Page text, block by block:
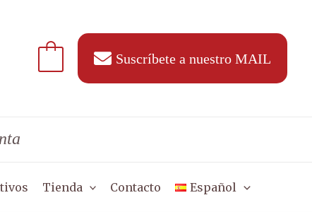
Suscríbete a nuestro MAIL
Tienda Contacto Español